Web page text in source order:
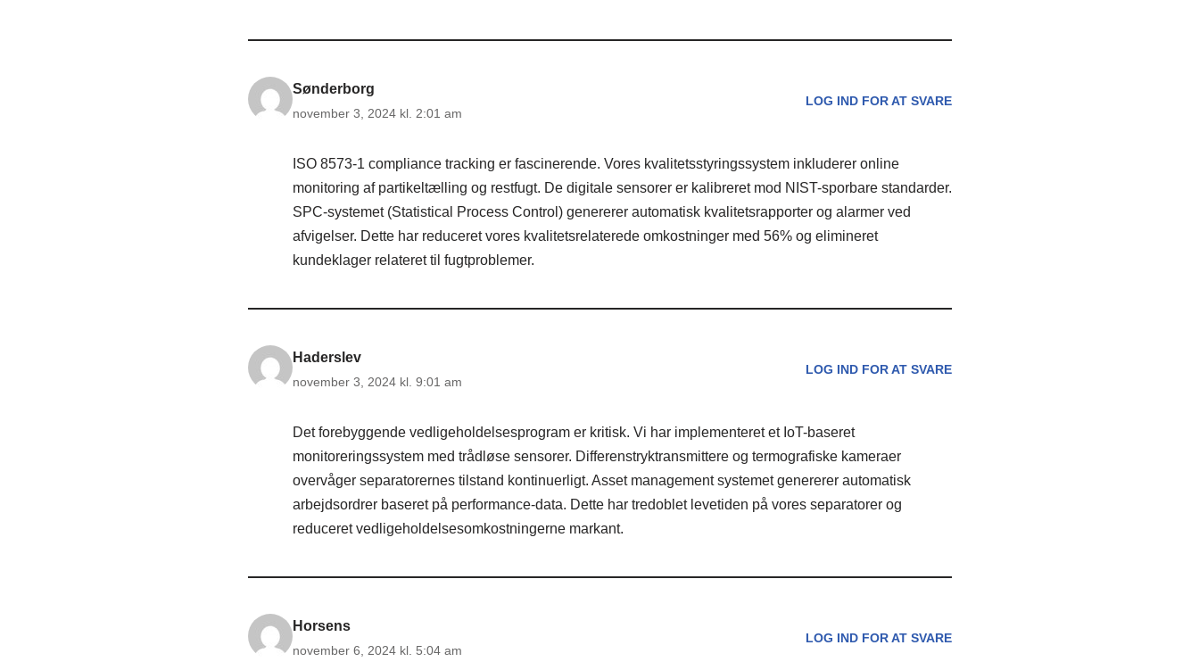
Sønderborg
november 3, 2024 kl. 2:01 am
LOG IND FOR AT SVARE
ISO 8573-1 compliance tracking er fascinerende. Vores kvalitetsstyringssystem inkluderer online
monitoring af partikeltælling og restfugt. De digitale sensorer er kalibreret mod NIST-sporbare standarder.
SPC-systemet (Statistical Process Control) genererer automatisk kvalitetsrapporter og alarmer ved
afvigelser. Dette har reduceret vores kvalitetsrelaterede omkostninger med 56% og elimineret
kundeklager relateret til fugtproblemer.
Haderslev
november 3, 2024 kl. 9:01 am
LOG IND FOR AT SVARE
Det forebyggende vedligeholdelsesprogram er kritisk. Vi har implementeret et IoT-baseret
monitoreringssystem med trådløse sensorer. Differenstryktransmittere og termografiske kameraer
overvåger separatorernes tilstand kontinuerligt. Asset management systemet genererer automatisk
arbejdsordrer baseret på performance-data. Dette har tredoblet levetiden på vores separatorer og
reduceret vedligeholdelsesomkostningerne markant.
Horsens
november 6, 2024 kl. 5:04 am
LOG IND FOR AT SVARE